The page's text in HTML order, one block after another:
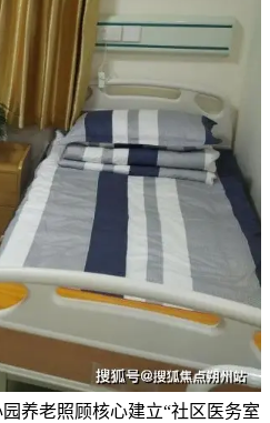
养老照顾核心建立“社区医务室